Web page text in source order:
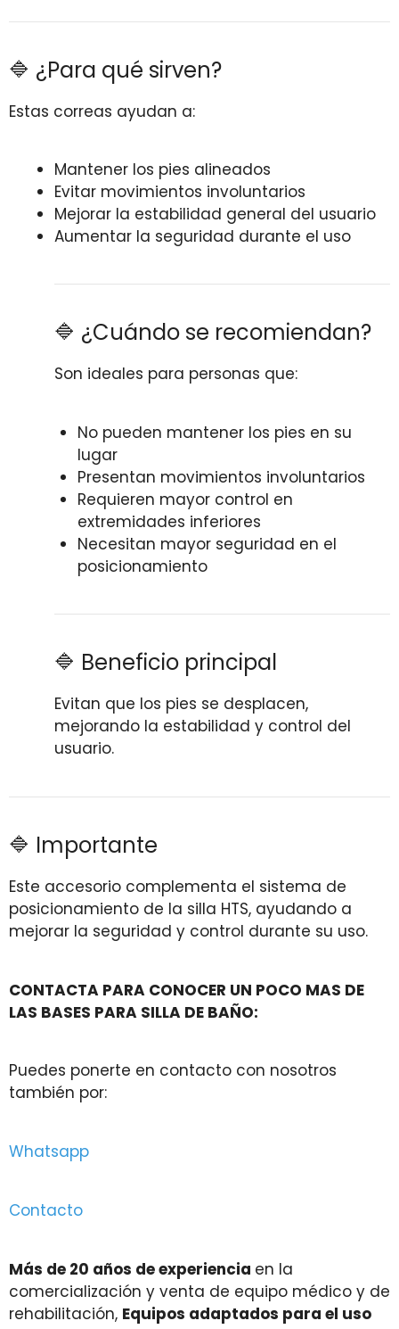
🔷 ¿Para qué sirven?
Estas correas ayudan a:
Mantener los pies alineados
Evitar movimientos involuntarios
Mejorar la estabilidad general del usuario
Aumentar la seguridad durante el uso
🔷 ¿Cuándo se recomiendan?
Son ideales para personas que:
No pueden mantener los pies en su
lugar
Presentan movimientos involuntarios
Requieren mayor control en
extremidades inferiores
Necesitan mayor seguridad en el
posicionamiento
🔷 Beneficio principal
Evitan que los pies se desplacen,
mejorando la estabilidad y control del
usuario.
🔷 Importante
Este accesorio complementa el sistema de
posicionamiento de la silla HTS, ayudando a
mejorar la seguridad y control durante su uso.
CONTACTA PARA CONOCER UN POCO MAS DE
LAS BASES PARA SILLA DE BAÑO:
Puedes ponerte en contacto con nosotros
también por:
Whatsapp
Contacto
Más de 20 años de experiencia en la
comercialización y venta de equipo médico y de
rehabilitación, Equipos adaptados para el uso